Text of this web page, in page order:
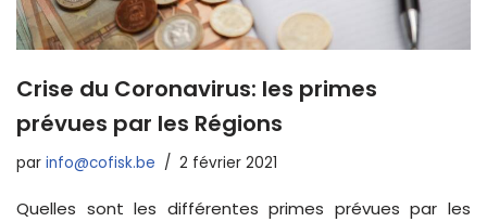
Crise du Coronavirus: les primes
prévues par les Régions
par info@cofisk.be 2 février 2021
Quelles sont les différentes primes prévues par les